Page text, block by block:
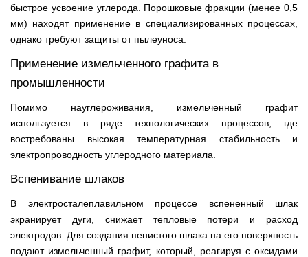
быстрое усвоение углерода. Порошковые фракции (менее 0,5
мм) находят применение в специализированных процессах,
однако требуют защиты от пылеуноса.
Применение измельченного графита в
промышленности
Помимо науглероживания, измельченный графит
используется в ряде технологических процессов, где
востребованы высокая температурная стабильность и
электропроводность углеродного материала.
Вспенивание шлаков
В электросталеплавильном процессе вспененный шлак
экранирует дуги, снижает тепловые потери и расход
электродов. Для создания пенистого шлака на его поверхность
подают измельченный графит, который, реагируя с оксидами